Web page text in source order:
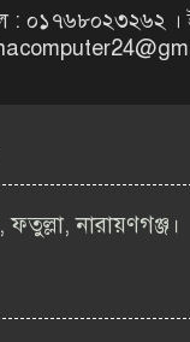
Job
২০২৬ |
: ০১৭৬৮০২৩২৬২ ।
ফতুল্লা, নারায়ণগঞ্জ।